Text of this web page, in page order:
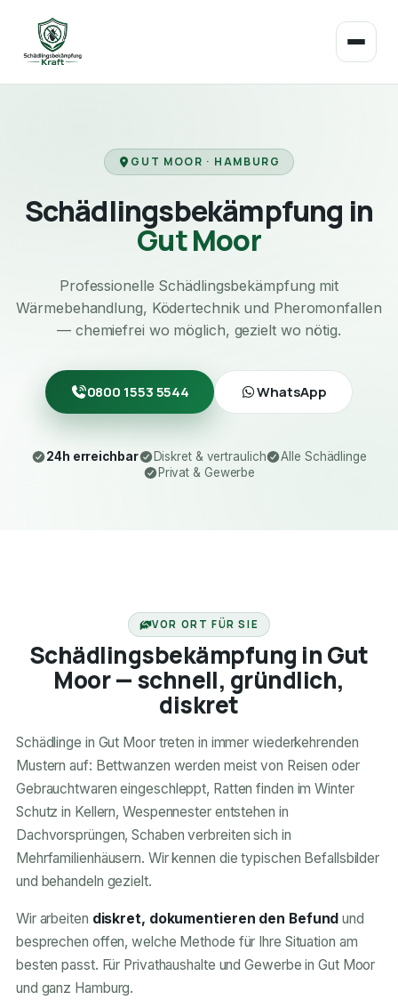
GUT MOOR · HAMBURG
Schädlingsbekämpfung in
Gut Moor
Professionelle Schädlingsbekämpfung mit
Wärmebehandlung, Ködertechnik und Pheromonfallen
— chemiefrei wo möglich, gezielt wo nötig.
0800 1553 5544 WhatsApp
24h erreichbar Diskret & vertraulich
Alle Schädlinge
Privat & Gewerbe
VOR ORT FÜR SIE
Schädlingsbekämpfung in Gut
Moor — schnell, gründlich,
diskret
Schädlinge in Gut Moor treten in immer wiederkehrenden
Mustern auf: Bettwanzen werden meist von Reisen oder
Gebrauchtwaren eingeschleppt, Ratten finden im Winter
Schutz in Kellern, Wespennester entstehen in
Dachvorsprüngen, Schaben verbreiten sich in
Mehrfamilienhäusern. Wir kennen die typischen Befallsbilder
und behandeln gezielt.
Wir arbeiten diskret, dokumentieren den Befund und
besprechen offen, welche Methode für Ihre Situation am
besten passt. Für Privathaushalte und Gewerbe in Gut Moor
und ganz Hamburg.